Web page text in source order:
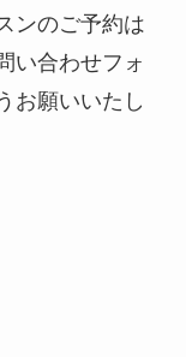
ンのご予約は
い合わせフォ
お願いいたし